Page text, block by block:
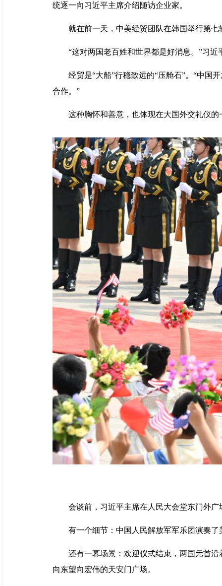
统逐一向习近平主席介绍随访企业家。
就在前一天，中美经贸团队在韩国举行第
“这对两国老百姓和世界都是好消息。”习
经贸是“大船”行稳致远的“压舱石”。“中国
合作。”
这种胸怀和善意，也体现在大国外交礼仪的
会谈前，习近平主席在人民大会堂东门外
有一个细节：中国人民解放军军乐团演奏
还有一幕场景：欢迎仪式结束，两国元首
向东望向宏伟的天安门广场。